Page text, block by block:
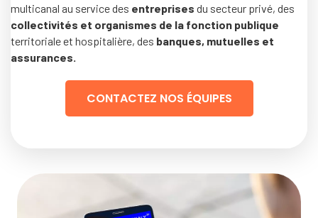
multicanal au service des entreprises du secteur privé, des
collectivités et organismes de la fonction publique
territoriale et hospitalière, des banques, mutuelles et
assurances.
CONTACTEZ NOS ÉQUIPES